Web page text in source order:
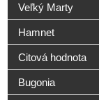
Veľký Marty
Hamnet
Citová hodnota
Bugonia